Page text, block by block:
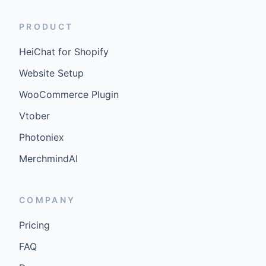
PRODUCT
HeiChat for Shopify
Website Setup
WooCommerce Plugin
Vtober
Photoniex
MerchmindAI
COMPANY
Pricing
FAQ